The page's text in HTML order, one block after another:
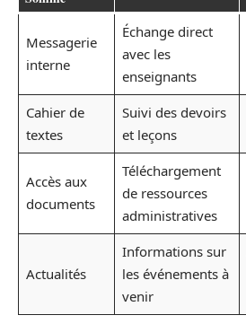
Messagerie
interne
Échange direct
avec les
enseignants
Cahier de
textes
Suivi des devoirs
et leçons
Accès aux
documents
Téléchargement
de ressources
administratives
Actualités
Informations sur
les événements à
venir